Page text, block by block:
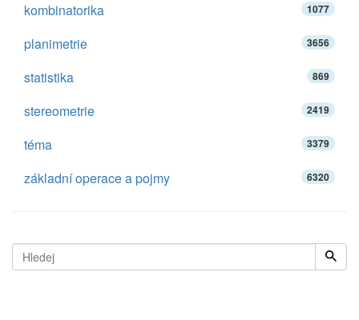
kombinatorika 1077
planimetrie 3656
statistika 869
stereometrie 2419
téma 3379
základní operace a pojmy 6320